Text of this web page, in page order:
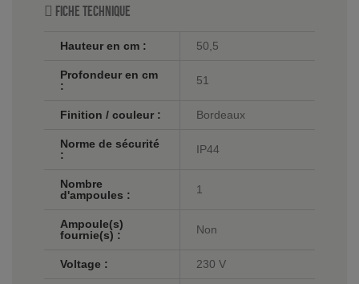
Fiche technique
Hauteur en cm : 50,5
Profondeur en cm
:
51
Finition / couleur : Bordeaux
Norme de sécurité
:
IP44
Nombre
d'ampoules :
1
Ampoule(s)
fournie(s) :
Non
Voltage : 230 V